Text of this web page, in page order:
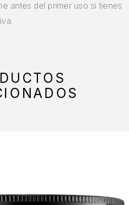
antes del primer uso si tienes